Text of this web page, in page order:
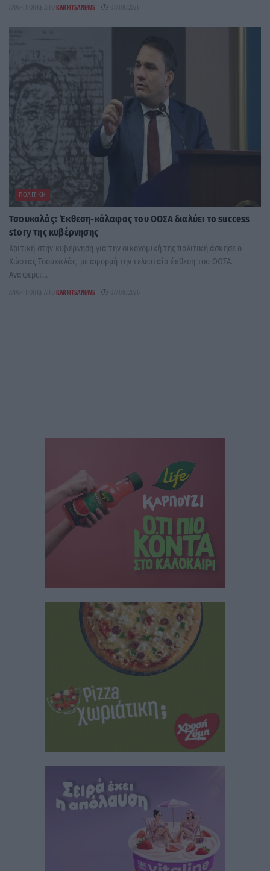
ΑΝΑΡΤΉΘΗΚΕ ΑΠΌ KARFITSANEWS
ΠΟΛΙΤΙΚΉ
Τσουκαλάς: Έκθεση-κόλαφος του ΟΟΣΑ διαλύει το success
story της κυβέρνησης
Κριτική στην κυβέρνηση για την οικονομική της πολιτική άσκησε ο
Κώστας Τσουκαλάς, με αφορμή την τελευταία έκθεση του ΟΟΣΑ.
Αναφέρει...
ΑΝΑΡΤΉΘΗΚΕ ΑΠΌ KARFITSANEWS